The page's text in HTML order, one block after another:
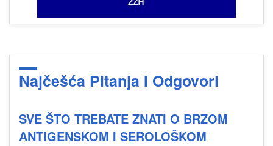
Najčešća Pitanja I Odgovori
SVE ŠTO TREBATE ZNATI O BRZOM
ANTIGENSKOM I SEROLOŠKOM